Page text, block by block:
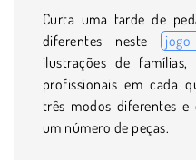
Curta uma tarde de
diferentes neste
ilustrações de
profissionais em cada
três modos diferentes e
um número de peças.